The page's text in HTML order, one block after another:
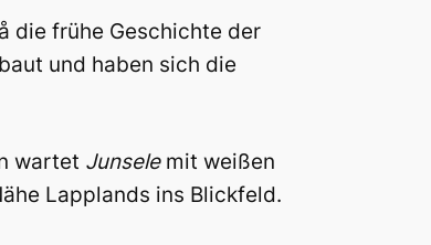
die frühe Geschichte der
und haben sich die
wartet Junselemit weißen
Lapplands ins Blickfeld.